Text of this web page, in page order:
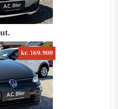
kr. 169.900